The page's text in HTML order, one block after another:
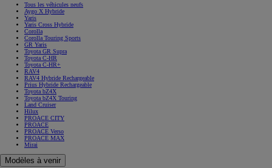
Tous les véhicules neufs
Aygo X Hybride
Yaris
Yaris Cross Hybride
Corolla
Corolla Touring Sports
GR Yaris
Toyota GR Supra
Toyota C-HR
Toyota C-HR+
RAV4
RAV4 Hybride Rechargeable
Prius Hybride Rechargeable
Toyota bZ4X
Toyota bZ4X Touring
Land Cruiser
Hilux
PROACE CITY
PROACE
PROACE Verso
PROACE MAX
Mirai
Modèles à venir